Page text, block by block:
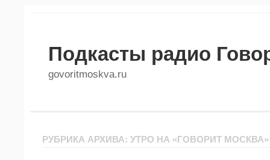
Подкасты радио
govoritmoskva.ru
РУБРИКА АРХИВА: УТРО НА «ГОВОРИТ МОСКВА»